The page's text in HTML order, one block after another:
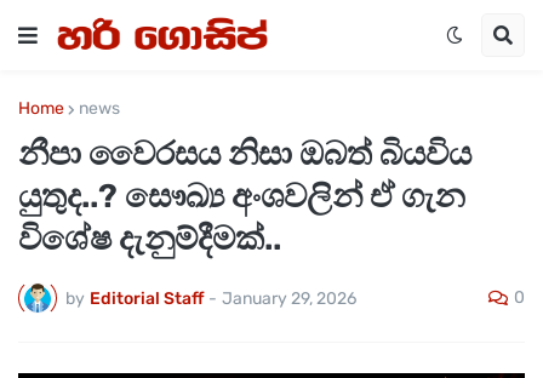
Home news
නීපා වෛරසය නිසා ඔබත් බියවිය
යුතුද..? සෞඛ්‍ය අංශවලින් ඒ ගැන
විශේෂ දැනුම්දීමක්..
by Editorial Staff - January 29, 2026 0